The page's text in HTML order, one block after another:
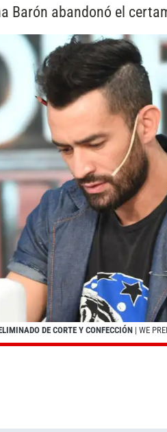
Barón abandonó el
DE CORTE Y CONFECCIÓN | WE